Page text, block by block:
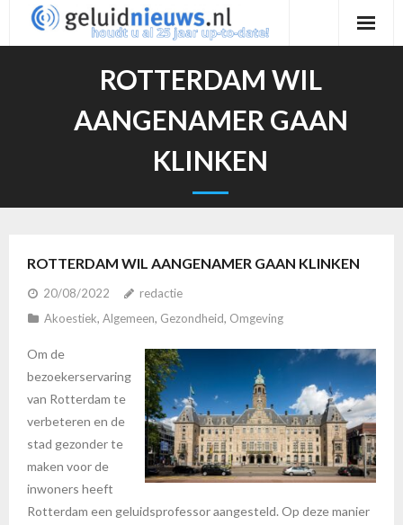
ROTTERDAM WIL
AANGENAMER GAAN
KLINKEN
ROTTERDAM WIL AANGENAMER GAAN KLINKEN
20/08/2022
redactie
Akoestiek, Algemeen, Gezondheid, Omgeving
Om de
bezoekerservaring
van Rotterdam te
verbeteren en de
stad gezonder te
maken voor de
inwoners heeft
Rotterdam een geluidsprofessor aangesteld. Op deze manier